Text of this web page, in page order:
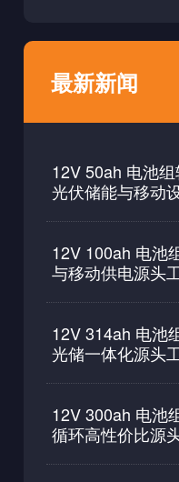
最新新闻
12V 50ah 电池
光伏储能与移动
12V 100ah 电池
与移动供电源头
12V 314ah 电池
光储一体化源头
12V 300ah 电池
循环高性价比源